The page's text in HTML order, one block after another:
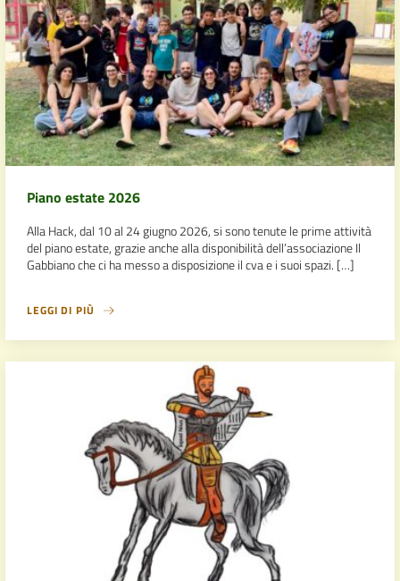
Piano estate 2026
Alla Hack, dal 10 al 24 giugno 2026, si sono tenute le prime attività
del piano estate, grazie anche alla disponibilità dell’associazione Il
Gabbiano che ci ha messo a disposizione il cva e i suoi spazi. […]
LEGGI DI PIÙ